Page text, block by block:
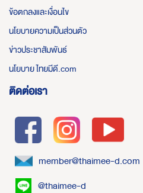
ข้อตกลงและเงื่อนไข
นโยบายความเป็นส่วนตัว
ข่าวประชาสัมพันธ์
นโยบาย ไทยมีดี.com
ติดต่อเรา
member@thaimee-d.com
@thaimee-d